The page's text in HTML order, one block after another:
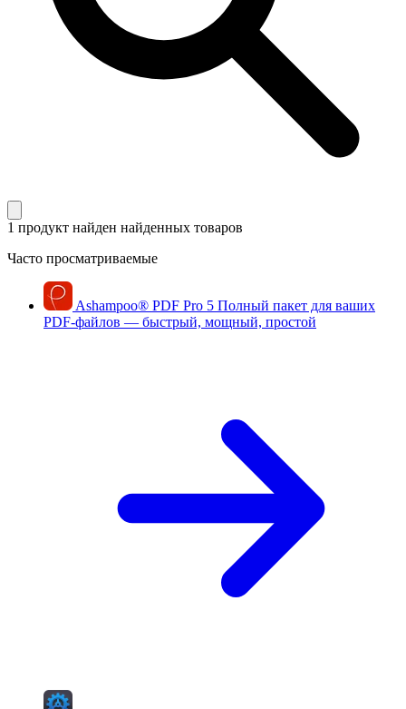
1 продукт найден найденных товаров
Часто просматриваемые
Ashampoo® PDF Pro 5 Полный пакет для ваших
PDF-файлов — быстрый, мощный, простой